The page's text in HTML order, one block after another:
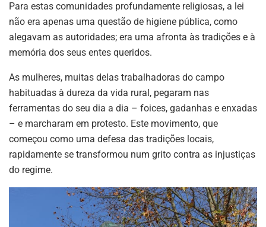
Para estas comunidades profundamente religiosas, a lei
não era apenas uma questão de higiene pública, como
alegavam as autoridades; era uma afronta às tradições e à
memória dos seus entes queridos.
As mulheres, muitas delas trabalhadoras do campo
habituadas à dureza da vida rural, pegaram nas
ferramentas do seu dia a dia – foices, gadanhas e enxadas
– e marcharam em protesto. Este movimento, que
começou como uma defesa das tradições locais,
rapidamente se transformou num grito contra as injustiças
do regime.